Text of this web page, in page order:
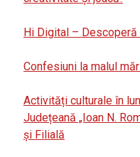
Hi Digital –
Confesiuni la malul
Activități culturale în
Județeană „Ioan N.
și Filială